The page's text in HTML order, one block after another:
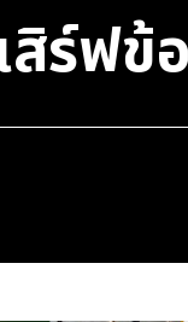
สิร์ฟ